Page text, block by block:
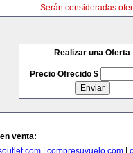
Serán consideradas
Realizar una Oferta
Precio Ofrecido $
venta:
compresuvuelo.com